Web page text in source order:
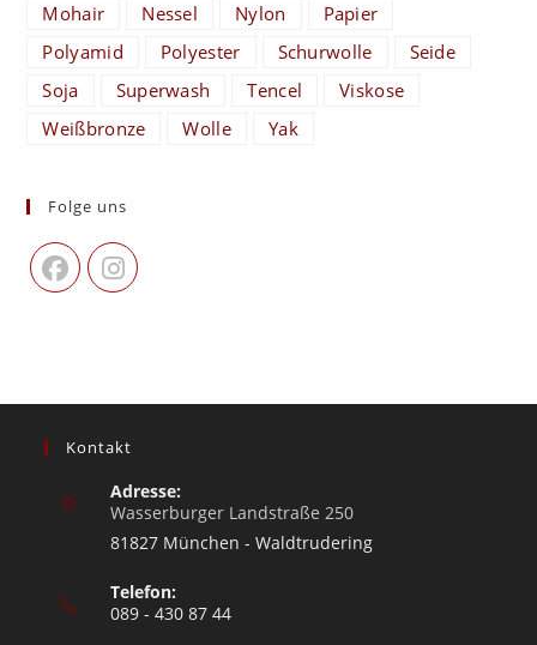
Mohair
Nessel Nylon
Papier
Polyamid
Polyester Schurwolle
Seide
Soja
Superwash Tencel
Viskose
Weißbronze
Wolle Yak
Folge uns
Kontakt
Adresse:
Wasserburger Landstraße 250
81827 München - Waldtrudering
Telefon:
089 - 430 87 44